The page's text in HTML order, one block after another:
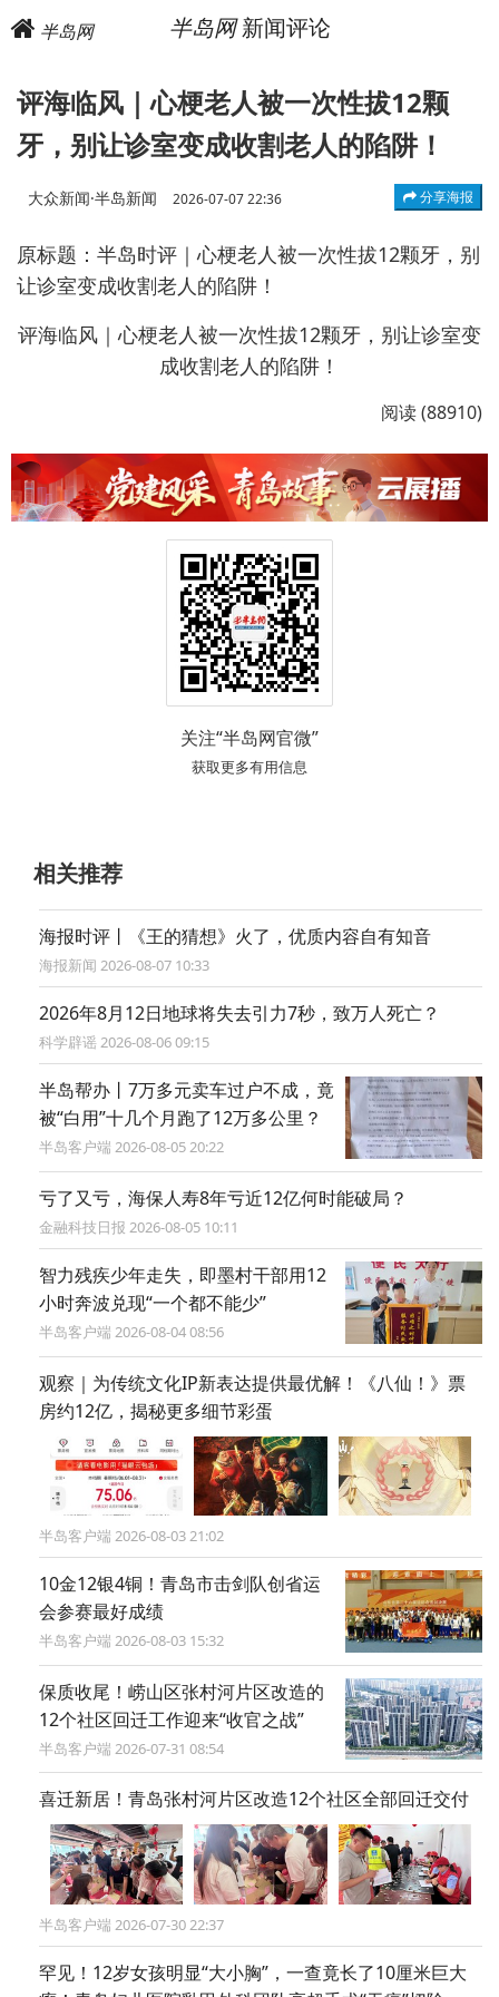
半岛网 半岛网新闻评论
评海临风｜心梗老人被一次性拔12颗
牙，别让诊室变成收割老人的陷阱！
大众新闻·半岛新闻 2026-07-07 22:36 分享海报
原标题：半岛时评｜心梗老人被一次性拔12颗牙，别
让诊室变成收割老人的陷阱！
评海临风｜心梗老人被一次性拔12颗牙，别让诊室变
成收割老人的陷阱！
阅读 (88910)
关注“半岛网官微”
获取更多有用信息
相关推荐
海报时评丨《王的猜想》火了，优质内容自有知音
海报新闻 2026-08-07 10:33
2026年8月12日地球将失去引力7秒，致万人死亡？
科学辟谣 2026-08-06 09:15
半岛帮办丨7万多元卖车过户不成，竟
被“白用”十几个月跑了12万多公里？
半岛客户端 2026-08-05 20:22
亏了又亏，海保人寿8年亏近12亿何时能破局？
金融科技日报 2026-08-05 10:11
智力残疾少年走失，即墨村干部用12
小时奔波兑现“一个都不能少”
半岛客户端 2026-08-04 08:56
观察｜为传统文化IP新表达提供最优解！《八仙！》票
房约12亿，揭秘更多细节彩蛋
半岛客户端 2026-08-03 21:02
10金12银4铜！青岛市击剑队创省运
会参赛最好成绩
半岛客户端 2026-08-03 15:32
保质收尾！崂山区张村河片区改造的
12个社区回迁工作迎来“收官之战”
半岛客户端 2026-07-31 08:54
喜迁新居！青岛张村河片区改造12个社区全部回迁交付
半岛客户端 2026-07-30 22:37
罕见！12岁女孩明显“大小胸”，一查竟长了10厘米巨大